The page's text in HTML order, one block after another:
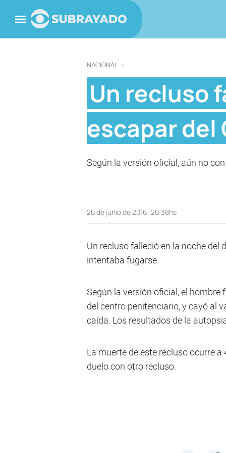
NACIONAL >
Un recluso
escapar del
Según la versión oficial, aún no
20 de junio de 2016, 20:38hs
Un recluso falleció en la noche del
intentaba fugarse.
Según la versión oficial, el
del centro penitenciario, y cayó al
caída. Los resultados de la
La muerte de este recluso ocurre
duelo con otro recluso.